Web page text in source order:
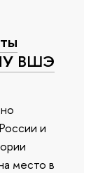
ВШЭ
и
место в